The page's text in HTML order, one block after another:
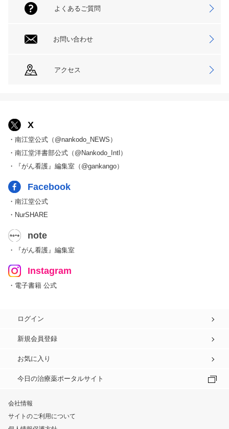
よくあるご質問
お問い合わせ
アクセス
X
・南江堂公式（@nankodo_NEWS）
・南江堂洋書部公式（@Nankodo_Intl）
・『がん看護』編集室（@gankango）
Facebook
・南江堂公式
・NurSHARE
note
・『がん看護』編集室
Instagram
・電子書籍 公式
ログイン
新規会員登録
お気に入り
今日の治療薬ポータルサイト
会社情報
サイトのご利用について